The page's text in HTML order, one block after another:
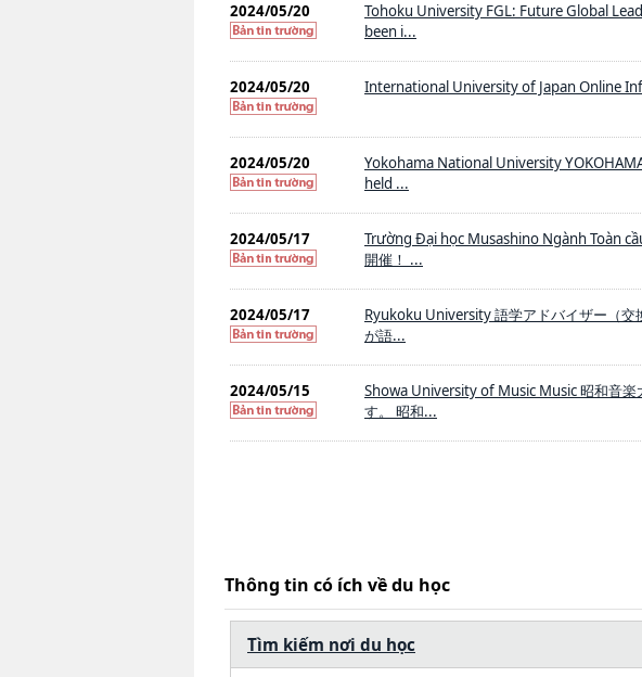
2024/05/20
Tohoku University FGL: Future Global
been i...
2024/05/20 International University of Japan Online
2024/05/20
Yokohama National University
held ...
2024/05/17
Trường Đại học Musashino Ngành Toàn
開催！ ...
2024/05/17
Ryukoku University 語学アドバイザー（交
が語...
2024/05/15
Showa University of Music Music 昭和音
す。 昭和...
Thông tin có ích về du học
Tìm kiếm nơi du học